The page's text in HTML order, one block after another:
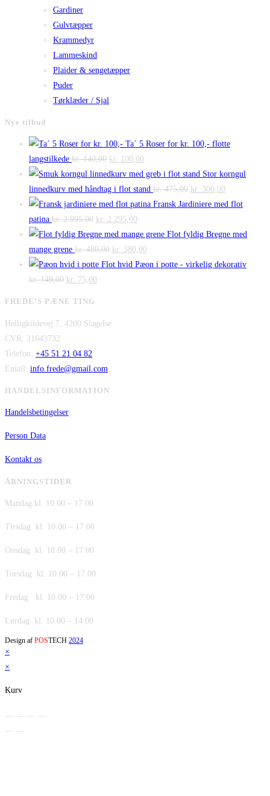
Gardiner
Gulvtæpper
Krammedyr
Lammeskind
Plaider & sengetæpper
Puder
Tørklæder / Sjal
Nye tilbud
Ta´ 5 Roser for kr. 100,- flotte
langstilkede kr.140,00 Den
oprindelige
pris
var:
kr. 140,00.
kr. 100,00
aktuelle
pris
er:
Stor korngul
linnedkurv med håndtag i flot stand kr.475,00 Den
oprindelige
var:
kr. 300,00
aktuelle
er:
Fransk Jardiniere med flot
patina kr.2.995,00 Den
oprindelige
pris
var:
kr. 2.995,00.
kr. 2.295,00
aktuelle
pris
er:
Flot fyldig Bregne med
mange grene kr.480,00 Den
oprindelige
kr. 380,00
aktuelle
Flot hvid Pæon i potte - virkelig dekorativ
kr.149,00 Den
var:
kr. 75,00
er:
FREDE’S PÆNE TING
Helligkildevej 7, 4200 Slagelse
CVR: 31643732
Telefon: +45 51 21 04 82
Email: info.frede@gmail.com
HANDELSINFORMATION
Handelsbetingelser
Person Data
Kontakt os
ÅBNINGSTIDER
Mandag kl. 10.00 – 17.00
Tirsdag kl. 10.00 – 17.00
Onsdag kl. 10.00 – 17.00
Torsdag kl. 10.00 – 17.00
Fredag kl. 10.00 – 17.00
Lørdag kl. 10.00 – 14.00
Design af POSTECH 2024
×
×
Kurv